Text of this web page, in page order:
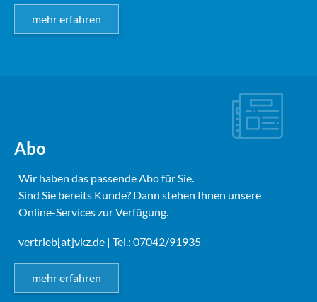
mehr erfahren
Abo
Wir haben das passende Abo für Sie.
Sind Sie bereits Kunde? Dann stehen Ihnen unsere
Online-Services zur Verfügung.
vertrieb[at]vkz.de | Tel.: 07042/91935
mehr erfahren